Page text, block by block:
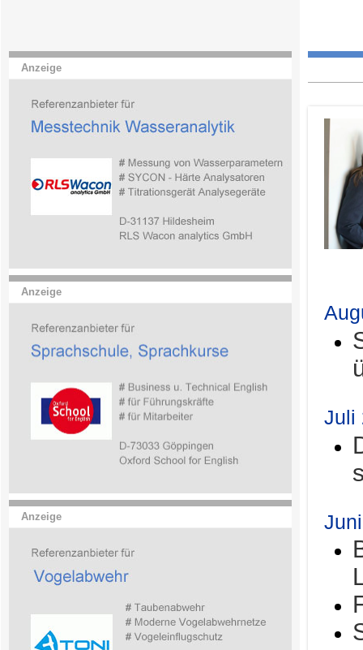
Anzeige
Anzeige
Anzeige
Juli